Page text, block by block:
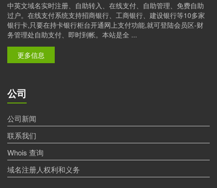
中英文域名实时注册、自助转入、在线支付、自助管理、免费自助
过户。在线支付系统支持招商银行、工商银行、建设银行等10多家
银行卡,只要在持卡银行柜台开通网上支付功能,就可登陆会员区-财
务管理处自助支付、即时到帐。本站是全 ...
更多信息
公司
公司新闻
联系我们
Whois 查询
域名注册人权利和义务